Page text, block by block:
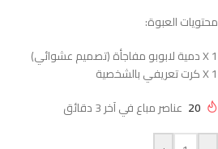
محتويات العبوة:
1 X دمية لابوبو مفاجأة (تصميم عشوائي)
1 X كرت تعريفي بالشخصية
20 عناصر مباع في آخر 3 دقائق